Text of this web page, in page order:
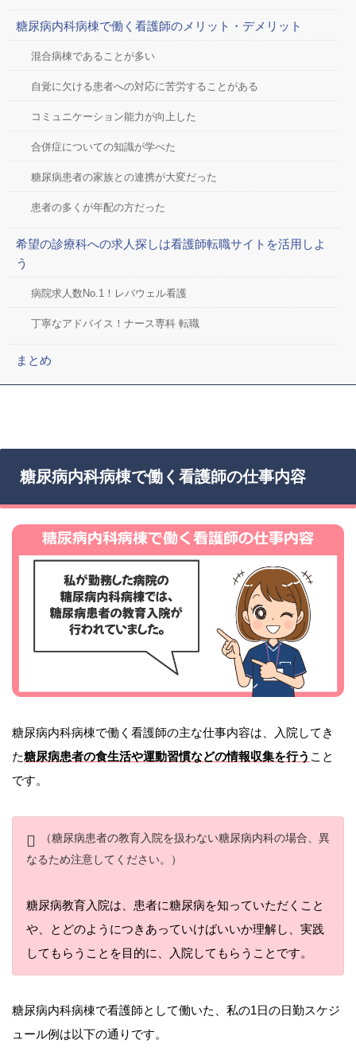
糖尿病内科病棟で働く看護師のメリット・デメリット
混合病棟であることが多い
自覚に欠ける患者への対応に苦労することがある
コミュニケーション能力が向上した
合併症についての知識が学べた
糖尿病患者の家族との連携が大変だった
患者の多くが年配の方だった
希望の診療科への求人探しは看護師転職サイトを活用しよ
う
病院求人数No.1！レバウェル看護
丁寧なアドバイス！ナース専科 転職
まとめ
糖尿病内科病棟で働く看護師の仕事内容
糖尿病内科病棟で働く看護師の主な仕事内容は、入院してき
た糖尿病患者の食生活や運動習慣などの情報収集を行う こと
です。
（糖尿病患者の教育入院を扱わない糖尿病内科の場合、異
なるため注意してください。）
糖尿病教育入院は、患者に糖尿病を知っていただくこと
や、とどのようにつきあっていけばいいか理解し、実践
してもらうことを目的に、入院してもらうことです。
糖尿病内科病棟で看護師として働いた、私の1日の日勤スケジ
ュール例は以下の通りです。